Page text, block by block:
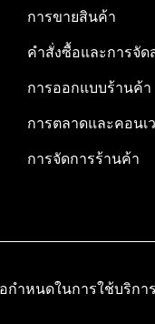
การขายสินค้า
คำสั่งซื้อและการจัด
การออกแบบร้านค้า
การตลาดและคอนเ
การจัดการร้านค้า
กำหนดในการใช้บริการ